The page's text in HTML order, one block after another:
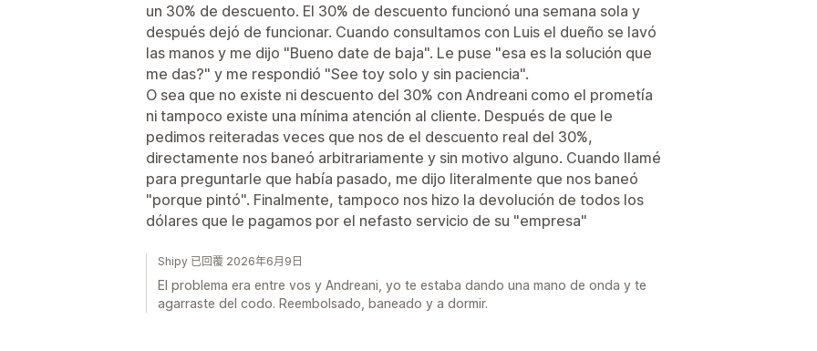
un 30% de descuento. El 30% de descuento funcionó una semana sola y
después dejó de funcionar. Cuando consultamos con Luis el dueño se lavó
las manos y me dijo "Bueno date de baja". Le puse "esa es la solución que
me das?" y me respondió "See toy solo y sin paciencia".
O sea que no existe ni descuento del 30% con Andreani como el prometía
ni tampoco existe una mínima atención al cliente. Después de que le
pedimos reiteradas veces que nos de el descuento real del 30%,
directamente nos baneó arbitrariamente y sin motivo alguno. Cuando llamé
para preguntarle que había pasado, me dijo literalmente que nos baneó
"porque pintó". Finalmente, tampoco nos hizo la devolución de todos los
dólares que le pagamos por el nefasto servicio de su "empresa"
Shipy 已回覆 2026年6月9日
El problema era entre vos y Andreani, yo te estaba dando una mano de onda y te
agarraste del codo. Reembolsado, baneado y a dormir.